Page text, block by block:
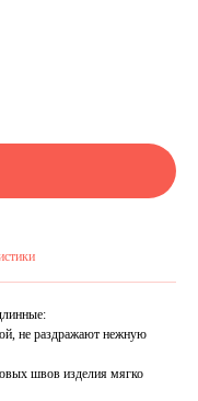
не раздражают нежную
швов изделия мягко